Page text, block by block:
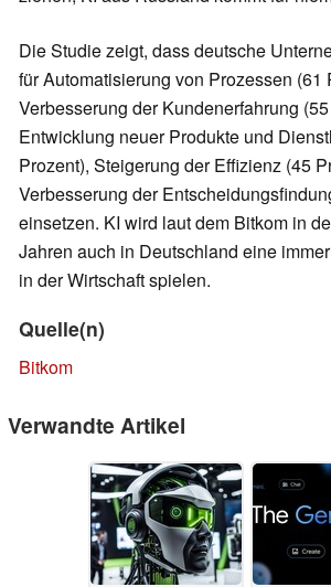
Die Studie zeigt, dass deutsche
für Automatisierung von Prozessen (61
Verbesserung der Kundenerfahrung
Entwicklung neuer Produkte und
Prozent), Steigerung der Effizienz (45
Verbesserung der
einsetzen. KI wird laut dem Bitkom in
Jahren auch in Deutschland eine
in der Wirtschaft spielen.
Quelle(n)
Bitkom
Verwandte Artikel